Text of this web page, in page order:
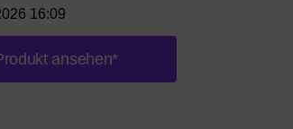
16:09
ansehen*